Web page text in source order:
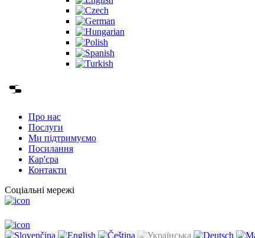
Про нас
Послуги
Ми підтримуємо
Посилання
Кар'єра
Контакти
Соціальні мережі